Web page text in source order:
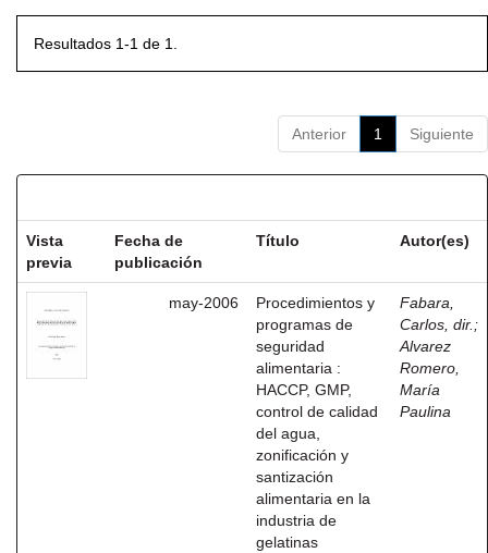
Resultados 1-1 de 1.
Anterior 1 Siguiente
Vista
previa
Fecha de
publicación
Título Autor(es)
may-2006
Procedimientos y
programas de
seguridad
alimentaria :
HACCP, GMP,
control de calidad
del agua,
zonificación y
santización
alimentaria en la
industria de
gelatinas
Fabara,
Carlos, dir. ;
Alvarez
Romero,
María
Paulina